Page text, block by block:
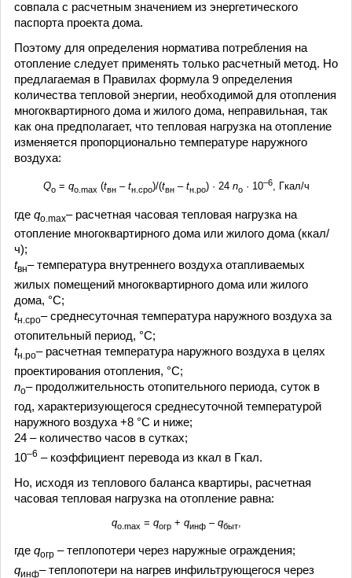
совпала с расчетным значением из энергетического
паспорта проекта дома.
Поэтому для определения норматива потребления на
отопление следует применять только расчетный метод. Но
предлагаемая в Правилах формула 9 определения
количества тепловой энергии, необходимой для отопления
многоквартирного дома и жилого дома, неправильная, так
как она предполагает, что тепловая нагрузка на отопление
изменяется пропорционально температуре наружного
воздуха:
Qо= qо.max (tвн– tн.сро)/(tвн– tн.ро) · 24 nо· 10–6, Гкал/ч
где qо.max– расчетная часовая тепловая нагрузка на
отопление многоквартирного дома или жилого дома (ккал/
ч);
tвн– температура внутреннего воздуха отапливаемых
жилых помещений многоквартирного дома или жилого
дома, °C;
tн.сро– среднесуточная температура наружного воздуха за
отопительный период, °C;
tн.ро– расчетная температура наружного воздуха в целях
проектирования отопления, °C;
nо– продолжительность отопительного периода, суток в
год, характеризующегося среднесуточной температурой
наружного воздуха +8 °C и ниже;
24 – количество часов в сутках;
10–6 – коэффициент перевода из ккал в Гкал.
Но, исходя из теплового баланса квартиры, расчетная
часовая тепловая нагрузка на отопление равна:
qо.max = qогр+ qинф– qбыт,
где qогр – теплопотери через наружные ограждения;
qинф– теплопотери на нагрев инфильтрующегося через